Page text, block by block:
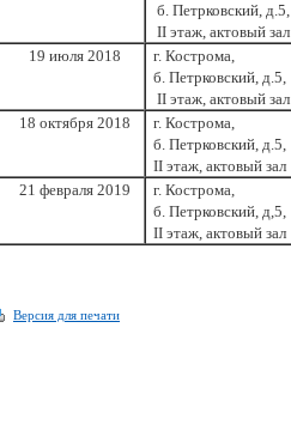
б. Петрковский, д.5,
IIэтаж, актовый зал
19 июля 2018
г. Кострома,
б. Петрковский, д.5,
IIэтаж, актовый зал
18 октября 2018
г. Кострома,
б. Петрковский, д.5,
IIэтаж, актовый зал
21 февраля 2019
г. Кострома,
б. Петрковский, д,5,
IIэтаж, актовый зал
Версия для печати